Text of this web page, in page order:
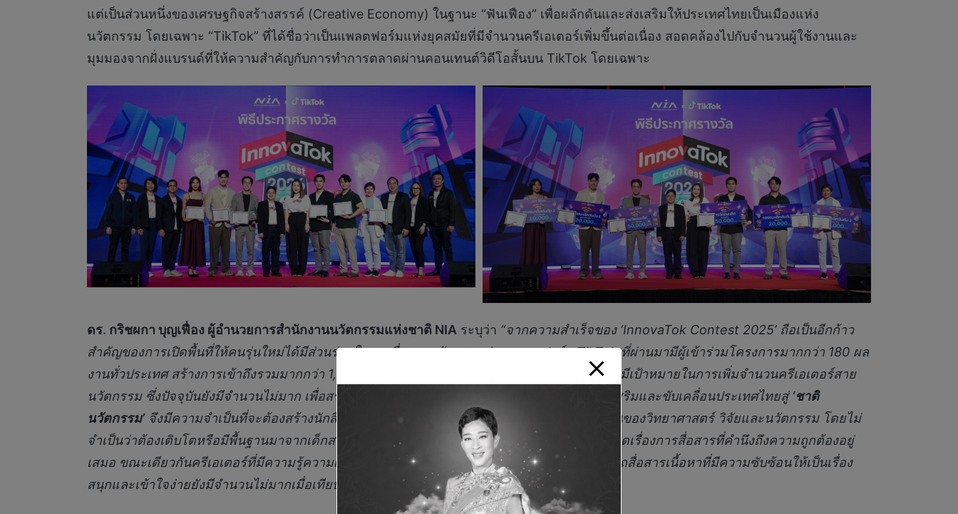
แต่เป็นส่วนหนึ่งของเศรษฐกิจสร้างสรรค์ (Creative Economy) ในฐานะ “ฟันเฟือง” เพื่อผลักดันและส่งเสริมให้ประเทศไทยเป็นเมืองแห่ง
นวัตกรรม โดยเฉพาะ “TikTok” ที่ได้ชื่อว่าเป็นแพลตฟอร์มแห่งยุคสมัยที่มีจำนวนครีเอเตอร์เพิ่มขึ้นต่อเนื่อง สอดคล้องไปกับจำนวนผู้ใช้งานและ
มุมมองจากฝั่งแบรนด์ที่ให้ความสำคัญกับการทำการตลาดผ่านคอนเทนต์วิดีโอสั้นบน TikTok โดยเฉพาะ
ดร. กริชผกา บุญเฟื่อง ผู้อำนวยการสำนักงานนวัตกรรมแห่งชาติ NIA ระบุว่า “จากความสำเร็จของ ‘InnovaTok Contest 2025’ ถือเป็นอีกก้าว
สำคัญของการเปิดพื้นที่ให้คนรุ่นใหม่ได้มีส่วนร่วมในการสื่อสารนวัตกรรมผ่านแพลตฟอร์ม TikTok ที่ผ่านมามีผู้เข้าร่วมโครงการมากกว่า 180 ผล
งานทั่วประเทศ สร้างการเข้าถึงรวมมากกว่า 1,700,000 ครั้ง และปีนี้
InnovaTok Contest 2026’
มีเป้าหมายในการเพิ่มจำนวนครีเอเตอร์สาย
นวัตกรรม ซึ่งปัจจุบันยังมีจำนวนไม่มาก เพื่อสร้างความตื่นตัวด้านนวัตกรรมในสังคม ตลอดจนส่งเสริมและขับเคลื่อนประเทศไทยสู่‘ชาติ
นวัตกรรม’จึงมีความจำเป็นที่จะต้องสร้างนักสื่อสารนวัตกรรมรุ่นใหม่ที่มีความรู้ความเข้าใจพื้นฐานของวิทยาศาสตร์ วิจัยและนวัตกรรม โดยไม่
จำเป็นว่าต้องเติบโตหรือมีพื้นฐานมาจากเด็กสายวิทยาศาสตร์ แต่ขอให้มีความเข้าใจเกี่ยวกับแนวคิดเรื่องการสื่อสารที่คำนึงถึงความถูกต้องอยู่
เสมอ ขณะเดียวกันครีเอเตอร์ที่มีความรู้ความเข้าใจด้านวิทยาศาสตร์ วิจัย และนวัตกรรม ที่สามารถสื่อสารเนื้อหาที่มีความซับซ้อนให้เป็นเรื่อง
สนุกและเข้าใจง่ายยังมีจำนวนไม่มากเมื่อเทียบกับสัดส่วนครีเอเตอร์ทั้งหมด”